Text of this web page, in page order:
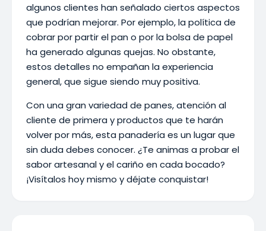
algunos clientes han señalado ciertos aspectos
que podrían mejorar. Por ejemplo, la política de
cobrar por partir el pan o por la bolsa de papel
ha generado algunas quejas. No obstante,
estos detalles no empañan la experiencia
general, que sigue siendo muy positiva.
Con una gran variedad de panes, atención al
cliente de primera y productos que te harán
volver por más, esta panadería es un lugar que
sin duda debes conocer. ¿Te animas a probar el
sabor artesanal y el cariño en cada bocado?
¡Visítalos hoy mismo y déjate conquistar!